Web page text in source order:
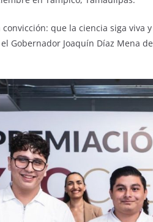
que la ciencia siga viva
Gobernador Joaquín Díaz Mena